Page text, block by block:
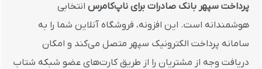
پرداخت سپهر بانک صادرات برای ناپ‌کامرس انتخابی
هوشمندانه است. این افزونه، فروشگاه آنلاین شما را به
سامانه پرداخت الکترونیک سپهر متصل می‌کند و امکان
دریافت وجه از مشتریان را از طریق کارت‌های عضو شبکه شتاب